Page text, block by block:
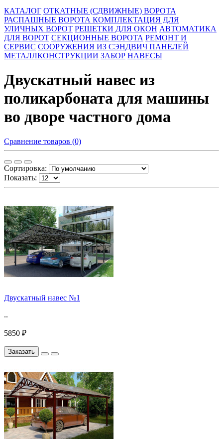
КАТАЛОГ ОТКАТНЫЕ (СДВИЖНЫЕ) ВОРОТА
РАСПАШНЫЕ ВОРОТА КОМПЛЕКТАЦИЯ ДЛЯ
УЛИЧНЫХ ВОРОТ РЕШЕТКИ ДЛЯ ОКОН АВТОМАТИКА
ДЛЯ ВОРОТ СЕКЦИОННЫЕ ВОРОТА РЕМОНТ И
СЕРВИС СООРУЖЕНИЯ ИЗ СЭНДВИЧ ПАНЕЛЕЙ
МЕТАЛЛКОНСТРУКЦИИ ЗАБОР НАВЕСЫ
Двускатный навес из
поликарбоната для машины
во дворе частного дома
Сравнение товаров (0)
Сортировка:
Показать:
Двускатный навес №1
..
5850 ₽
Заказать